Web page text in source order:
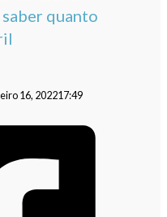
quanto
16, 202217:49